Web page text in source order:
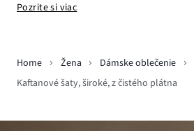
Pozrite si viac
Home Žena Dámske oblečenie
Kaftanové šaty, široké, z čistého plátna